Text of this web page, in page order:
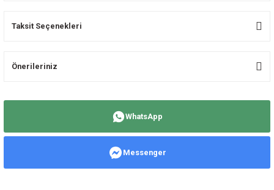
Taksit Seçenekleri
Önerileriniz
Ürün resmi kalitesiz, bozuk veya görüntülenemiyor.
WhatsApp
Messenger